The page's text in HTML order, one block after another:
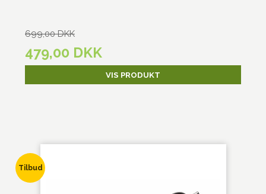
699,00 DKK
479,00 DKK
VIS PRODUKT
Tilbud